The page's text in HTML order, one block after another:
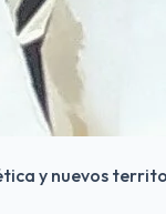
y nuevos